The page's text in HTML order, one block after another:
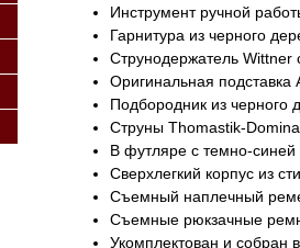
Инструмент ручной
Гарнитура из черного
Струнодержатель
Оригинальная подставка
Подбородник из черного
Струны Thomastik-
В футляре с темно-
Сверхлегкий корпус из
Съемный наплечный
Съемные рюкзачные
Укомплектован и собран